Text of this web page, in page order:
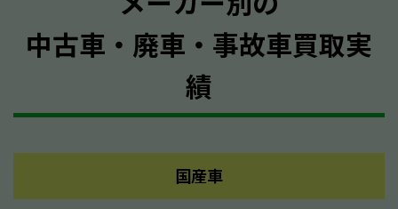
中古車・廃車・事故車買取実
績
国産車